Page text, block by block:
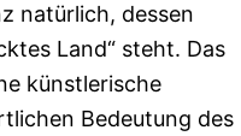
natürlich, dessen
Land“ steht. Das
künstlerische
Bedeutung des